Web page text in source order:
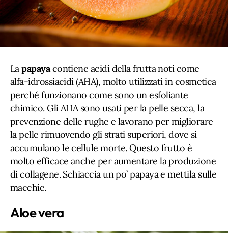
Lapapayacontiene acidi della frutta noti come
alfa-idrossiacidi (AHA), molto utilizzati in cosmetica
perché funzionano come sono un esfoliante
chimico. Gli AHA sono usati per la pelle secca, la
prevenzione delle rughe e lavorano per migliorare
la pelle rimuovendo gli strati superiori, dove si
accumulano le cellule morte. Questo frutto è
molto efficace anche per aumentare la produzione
di collagene. Schiaccia un po’ papaya e mettila sulle
macchie.
Aloe vera